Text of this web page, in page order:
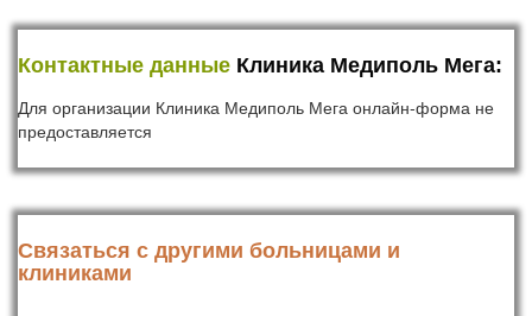
Контактные данные Клиника Медиполь Мега:
Для организации Клиника Медиполь Мега онлайн-форма не
предоставляется
Связаться с другими больницами и
клиниками